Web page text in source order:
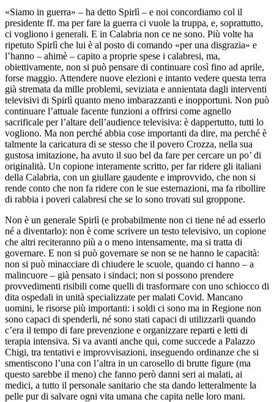
«Siamo in guerra» – ha detto Spirlì – e noi concordiamo col il
presidente ff. ma per fare la guerra ci vuole la truppa, e, soprattutto,
ci vogliono i generali. E in Calabria non ce ne sono. Più volte ha
ripetuto Spirlì che lui è al posto di comando «per una disgrazia» e
l’hanno – ahimè – capito a proprie spese i calabresi, ma,
obiettivamente, non si può pensare di continuare così fino ad aprile,
forse maggio. Attendere nuove elezioni e intanto vedere questa terra
già stremata da mille problemi, seviziata e annientata dagli interventi
televisivi di Spirlì quanto meno imbarazzanti e inopportuni. Non può
continuare l’attuale facente funzioni a offrirsi come agnello
sacrificale per l’altare dell’audience televisiva: è dappertutto, tutti lo
vogliono. Ma non perché abbia cose importanti da dire, ma perché è
talmente la caricatura di se stesso che il povero Crozza, nella sua
gustosa imitazione, ha avuto il suo bel da fare per cercare un po’ di
originalità. Un copione interamente scritto, per far ridere gli italiani
della Calabria, con un giullare gaudente e improvvido, che non si
rende conto che non fa ridere con le sue esternazioni, ma fa ribollire
di rabbia i poveri calabresi che se lo sono trovati sul groppone.
Non è un generale Spirlì (e probabilmente non ci tiene né ad esserlo
né a diventarlo): non è come scrivere un testo televisivo, un copione
che altri reciteranno più a o meno intensamente, ma si tratta di
governare. E non si può governare se non se ne hanno le capacità:
non si può minacciare di chiudere le scuole, quando ci hanno – a
malincuore – già pensato i sindaci; non si possono prendere
provvedimenti risibili come quelli di trasformare con uno schiocco di
dita ospedali in unità specializzate per malati Covid. Mancano
uomini, le risorse più importanti: i soldi ci sono ma in Regione non
sono capaci di spenderli, né sono stati capaci di utilizzarli quando
c’era il tempo di fare prevenzione e organizzare reparti e letti di
terapia intensiva. Si va avanti anche qui, come succede a Palazzo
Chigi, tra tentativi e improvvisazioni, inseguendo ordinanze che si
smentiscono l’una con l’altra in un carosello di brutte figure (ma
questo sarebbe il meno) che fanno però danni seri ai malati, ai
medici, a tutto il personale sanitario che sta dando letteralmente la
pelle pur di salvare ogni vita umana che capita nelle loro mani.